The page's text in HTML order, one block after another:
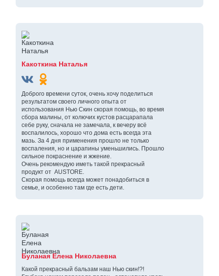
Какоткина Наталья
Доброго времени суток, очень хочу поделиться
результатом своего личного опыта от
использования Нью Скин скорая помощь, во время
сбора малины, от колючих кустов расцарапала
себе руку, сначала не замечала, к вечеру всё
воспалилось, хорошо что дома есть всегда эта
мазь. За 4 дня применения прошло не только
воспаления, но и царапины уменьшились. Прошло
сильное покраснение и жжение.
Очень рекомендую иметь такой прекрасный
продукт от AUSTORE.
Скорая помощь всегда может понадобиться в
семье, и особенно там где есть дети.
Буланая Елена Николаевна
Какой прекрасный бальзам наш Нью скин!?!